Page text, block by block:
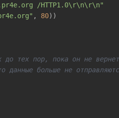
/HTTP1.0\r\n\r\n"
, 80))
до тех пор, пока он не
данные больше не